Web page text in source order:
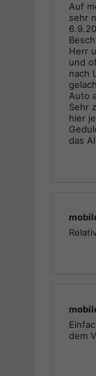
Auf
sehr
Herr
und
nach
Auto
Sehr
hier
das
dem